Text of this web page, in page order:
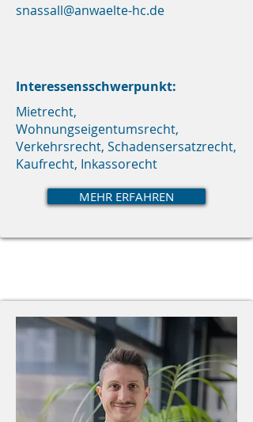
snassall@anwaelte-hc.de
Interessensschwerpunkt:
Mietrecht,
Wohnungseigentumsrecht,
Verkehrsrecht, Schadensersatzrecht,
Kaufrecht, Inkassorecht
MEHR ERFAHREN